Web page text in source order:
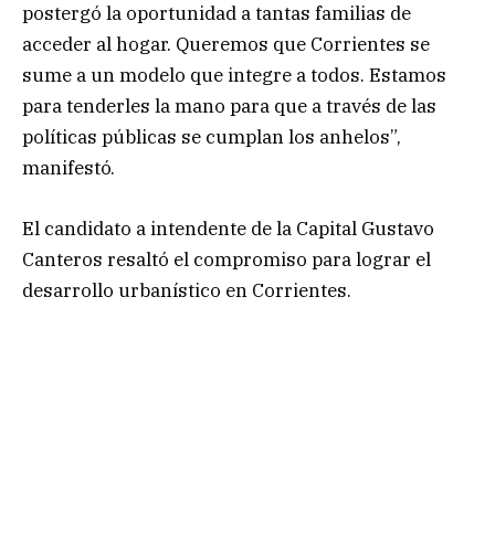
postergó la oportunidad a tantas familias de
acceder al hogar. Queremos que Corrientes se
sume a un modelo que integre a todos. Estamos
para tenderles la mano para que a través de las
políticas públicas se cumplan los anhelos”,
manifestó.
El candidato a intendente de la Capital Gustavo
Canteros resaltó el compromiso para lograr el
desarrollo urbanístico en Corrientes.